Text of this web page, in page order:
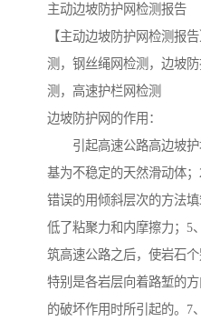
主动边坡防护网检测报告
【主动边坡防护网检测报
测，钢丝绳网检测，边坡
测，高速护栏网检测
边坡防护网的作用：
引起高速公路高边坡护
基为不稳定的天然滑动体；
错误的用倾斜层次的方法
低了粘聚力和内摩擦力；5
筑高速公路之后，使岩石
特别是各岩层向着路堑的
的破坏作用时所引起的。7